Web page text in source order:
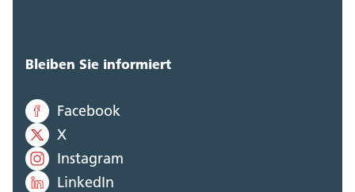
Bleiben Sie informiert
Facebook
X
Instagram
LinkedIn